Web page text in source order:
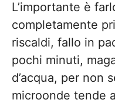
L’importante è
completamente
riscaldi, fallo in
pochi minuti,
d’acqua, per non
microonde tende